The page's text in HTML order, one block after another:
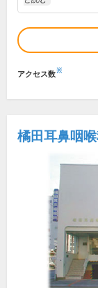
アクセス数※
橘田耳鼻咽